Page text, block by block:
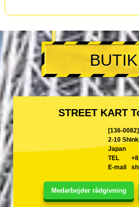
Medarbejder rådgivning
BUTIK
STREET KART
[136-
2-10
Japan
TEL
E-mail